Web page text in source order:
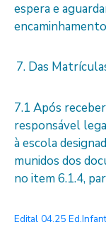
espera e
Das
7.1 Após
responsável
à escola
munidos dos
no item 6.1.4,
Edital 04.25